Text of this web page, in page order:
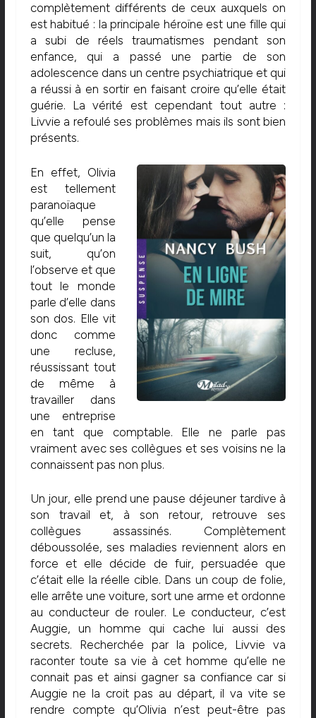
complètement différents de ceux auxquels on
est habitué : la principale héroïne est une fille qui
a subi de réels traumatismes pendant son
enfance, qui a passé une partie de son
adolescence dans un centre psychiatrique et qui
a réussi à en sortir en faisant croire qu’elle était
guérie. La vérité est cependant tout autre :
Livvie a refoulé ses problèmes mais ils sont bien
présents.
En effet, Olivia
est tellement
paranoïaque
qu’elle pense
que quelqu’un la
suit, qu’on
l’observe et que
tout le monde
parle d’elle dans
son dos. Elle vit
donc comme
une recluse,
réussissant tout
de même à
travailler dans
une entreprise
en tant que comptable. Elle ne parle pas
vraiment avec ses collègues et ses voisins ne la
connaissent pas non plus.
Un jour, elle prend une pause déjeuner tardive à
son travail et, à son retour, retrouve ses
collègues assassinés. Complètement
déboussolée, ses maladies reviennent alors en
force et elle décide de fuir, persuadée que
c’était elle la réelle cible. Dans un coup de folie,
elle arrête une voiture, sort une arme et ordonne
au conducteur de rouler. Le conducteur, c’est
Auggie, un homme qui cache lui aussi des
secrets. Recherchée par la police, Livvie va
raconter toute sa vie à cet homme qu’elle ne
connait pas et ainsi gagner sa confiance car si
Auggie ne la croit pas au départ, il va vite se
rendre compte qu’Olivia n’est peut-être pas